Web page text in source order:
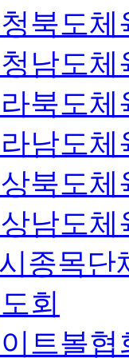
북도체
남도체
북도체
남도체
북도체
남도체
종목단
회
트볼협